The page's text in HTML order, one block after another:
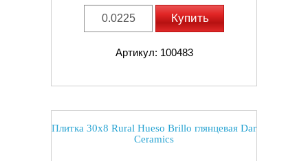
Купить
Артикул: 100483
Плитка 30x8 Rural Hueso Brillo глянцевая Dar
Ceramics